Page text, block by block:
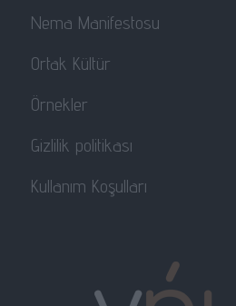
Nema Manifestosu
Ortak Kültür
Örnekler
Gizlilik politikası
Kullanım Koşulları